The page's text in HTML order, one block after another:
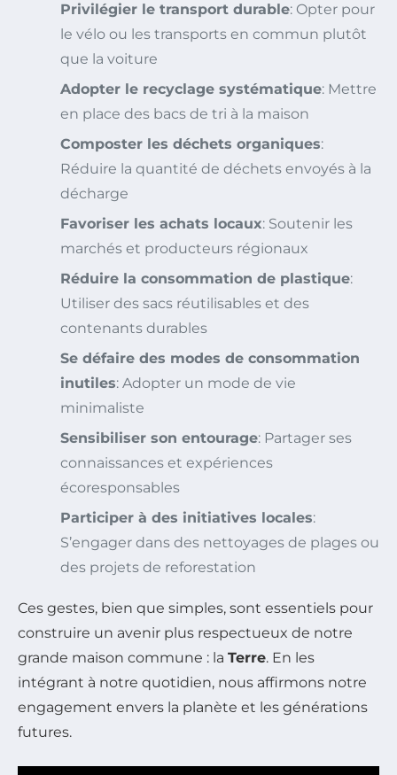
Privilégier le transport durable: Opter pour
le vélo ou les transports en commun plutôt
que la voiture
Adopter le recyclage systématique: Mettre
en place des bacs de tri à la maison
Composter les déchets organiques:
Réduire la quantité de déchets envoyés à la
décharge
Favoriser les achats locaux: Soutenir les
marchés et producteurs régionaux
Réduire la consommation de plastique:
Utiliser des sacs réutilisables et des
contenants durables
Se défaire des modes de consommation
inutiles: Adopter un mode de vie
minimaliste
Sensibiliser son entourage: Partager ses
connaissances et expériences
écoresponsables
Participer à des initiatives locales:
S’engager dans des nettoyages de plages ou
des projets de reforestation
Ces gestes, bien que simples, sont essentiels pour
construire un avenir plus respectueux de notre
grande maison commune : la Terre. En les
intégrant à notre quotidien, nous affirmons notre
engagement envers la planète et les générations
futures.